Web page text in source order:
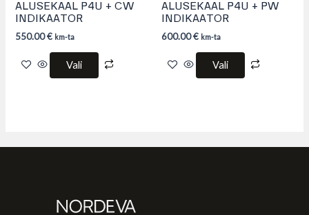
ALUSEKAAL P4U + CW
INDIKAATOR
550.00€ km-ta
Vali
page
ALUSEKAAL P4U + PW
INDIKAATOR
600.00€ km-ta
Vali
page